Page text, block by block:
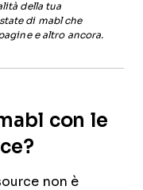
della tua
di mabl che
e altro ancora.
con le
non è